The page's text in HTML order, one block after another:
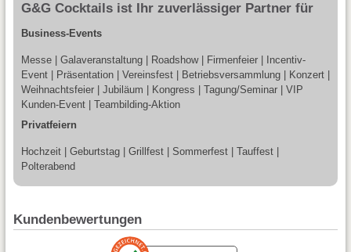
G&G Cocktails ist Ihr zuverlässiger Partner für
Business-Events
Messe | Galaveranstaltung | Roadshow | Firmenfeier | Incentiv-
Event | Präsentation | Vereinsfest | Betriebsversammlung | Konzert |
Weihnachtsfeier | Jubiläum | Kongress | Tagung/Seminar | VIP
Kunden-Event | Teambilding-Aktion
Privatfeiern
Hochzeit | Geburtstag | Grillfest | Sommerfest | Tauffest |
Polterabend
Kundenbewertungen